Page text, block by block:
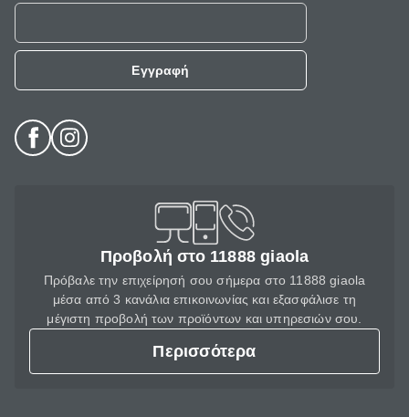
Εγγραφή
Προβολή στο 11888 giaola
Πρόβαλε την επιχείρησή σου σήμερα στο 11888 giaola
μέσα από 3 κανάλια επικοινωνίας και εξασφάλισε τη
μέγιστη προβολή των προϊόντων και υπηρεσιών σου.
Περισσότερα